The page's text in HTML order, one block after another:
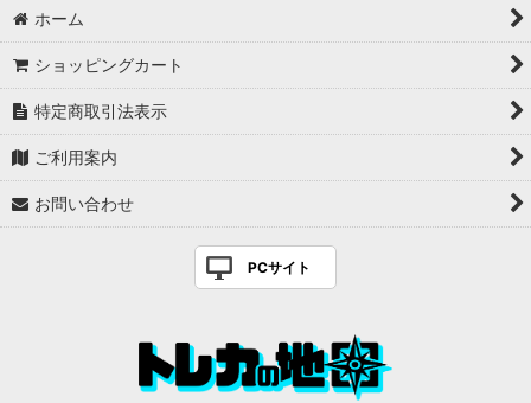
ホーム
ショッピングカート
特定商取引法表示
ご利用案内
お問い合わせ
PCサイト